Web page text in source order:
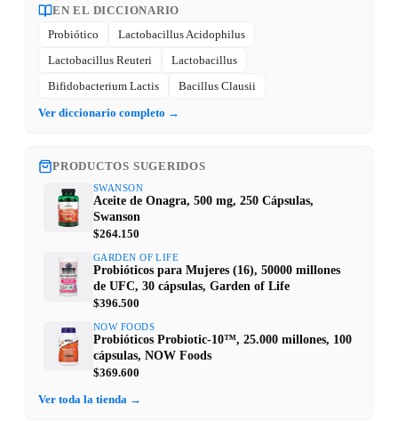
EN EL DICCIONARIO
Probiótico
Lactobacillus Acidophilus
Lactobacillus Reuteri
Lactobacillus
Bifidobacterium Lactis
Bacillus Clausii
Ver diccionario completo →
PRODUCTOS SUGERIDOS
SWANSON
Aceite de Onagra, 500 mg, 250 Cápsulas,
Swanson
$264.150
GARDEN OF LIFE
Probióticos para Mujeres (16), 50000 millones
de UFC, 30 cápsulas, Garden of Life
$396.500
NOW FOODS
Probióticos Probiotic-10™, 25.000 millones, 100
cápsulas, NOW Foods
$369.600
Ver toda la tienda →